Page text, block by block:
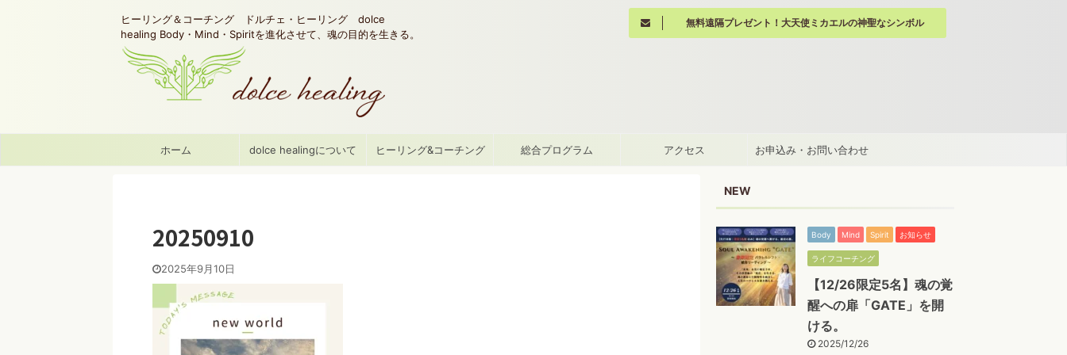
ヒーリング＆コーチング ドルチェ・ヒーリング dolce
healing Body・Mind・Spiritを進化させて、魂の目的を生きる。
無料遠隔プレゼント！大天使ミカエルの神聖なシンボル
ホーム dolce healingについて ヒーリング&コーチング 総合プログラム アクセス お申込み・お問い合わせ
20250910
2025年9月10日
NEW
Body Mind Spirit お知らせ
ライフコーチング
【12/26限定5名】魂の覚
醒への扉「GATE」を開
ける。
2025/12/26